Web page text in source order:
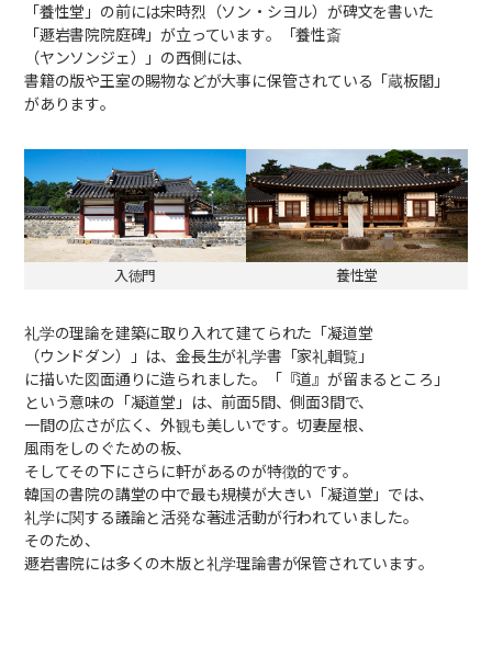
「養性堂」の前には宋時烈（ソン・シヨル）が碑文を書いた
「遯岩書院院庭碑」が立っています。「養性斎
（ヤンソンジェ）」の西側には、
書籍の版や王室の賜物などが大事に保管されている「蔵板閣」
があります。
入徳門 養性堂
礼学の理論を建築に取り入れて建てられた「凝道堂
（ウンドダン）」は、金長生が礼学書「家礼輯覧」
に描いた図面通りに造られました。「『道』が留まるところ」
という意味の「凝道堂」は、前面5間、側面3間で、
一間の広さが広く、外観も美しいです。切妻屋根、
風雨をしのぐための板、
そしてその下にさらに軒があるのが特徴的です。
韓国の書院の講堂の中で最も規模が大きい「凝道堂」では、
礼学に関する議論と活発な著述活動が行われていました。
そのため、
遯岩書院には多くの木版と礼学理論書が保管されています。